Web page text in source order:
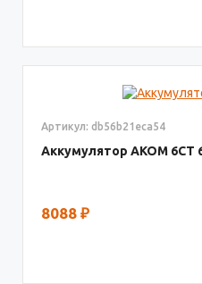
Артикул: db56b21eca54
Аккумулятор AКОМ 6СТ
8088 ₽